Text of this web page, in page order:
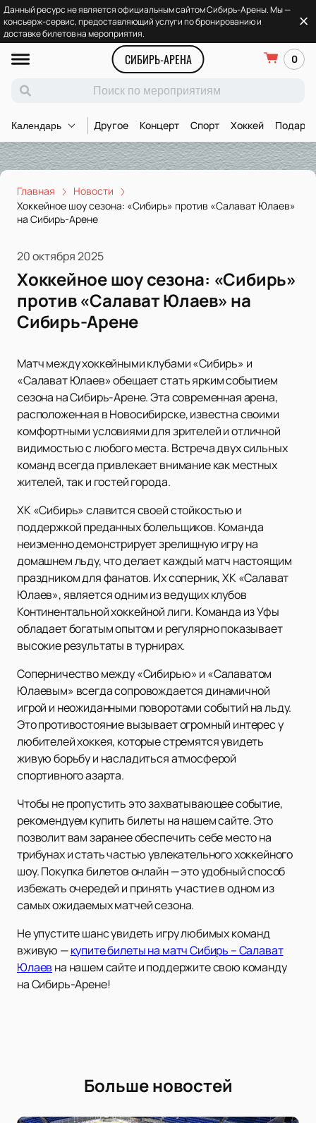
Данный ресурс не является официальным сайтом Сибирь-Арены. Мы —
консьерж-сервис, предоставляющий услуги по бронированию и
доставке билетов на мероприятия.
СИБИРЬ-АРЕНА 0
Календарь Другое Концерт Спорт Хоккей
Главная
Новости
Хоккейное шоу сезона: «Сибирь» против «Салават Юлаев»
на Сибирь-Арене
20 октября 2025
Хоккейное шоу сезона: «Сибирь»
против «Салават Юлаев» на
Сибирь-Арене
Матч между хоккейными клубами «Сибирь» и
«Салават Юлаев» обещает стать ярким событием
сезона на Сибирь-Арене. Эта современная арена,
расположенная в Новосибирске, известна своими
комфортными условиями для зрителей и отличной
видимостью с любого места. Встреча двух сильных
команд всегда привлекает внимание как местных
жителей, так и гостей города.
ХК «Сибирь» славится своей стойкостью и
поддержкой преданных болельщиков. Команда
неизменно демонстрирует зрелищную игру на
домашнем льду, что делает каждый матч настоящим
праздником для фанатов. Их соперник, ХК «Салават
Юлаев», является одним из ведущих клубов
Континентальной хоккейной лиги. Команда из Уфы
обладает богатым опытом и регулярно показывает
высокие результаты в турнирах.
Соперничество между «Сибирью» и «Салаватом
Юлаевым» всегда сопровождается динамичной
игрой и неожиданными поворотами событий на льду.
Это противостояние вызывает огромный интерес у
любителей хоккея, которые стремятся увидеть
живую борьбу и насладиться атмосферой
спортивного азарта.
Чтобы не пропустить это захватывающее событие,
рекомендуем купить билеты на нашем сайте. Это
позволит вам заранее обеспечить себе место на
трибунах и стать частью увлекательного хоккейного
шоу. Покупка билетов онлайн — это удобный способ
избежать очередей и принять участие в одном из
самых ожидаемых матчей сезона.
Не упустите шанс увидеть игру любимых команд
вживую —купите билеты на матч Сибирь – Салават
Юлаев на нашем сайте и поддержите свою команду
на Сибирь-Арене!
Больше новостей